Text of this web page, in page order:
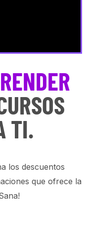
TI.
los descuentos
que ofrece la